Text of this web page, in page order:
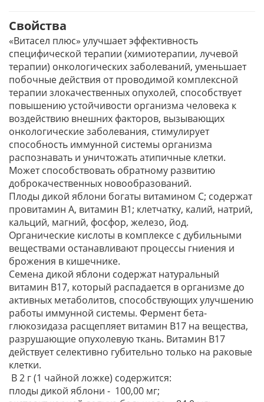
Свойства
«Витасел плюс» улучшает эффективность
специфической терапии (химиотерапии, лучевой
терапии) онкологических заболеваний, уменьшает
побочные действия от проводимой комплексной
терапии злокачественных опухолей, способствует
повышению устойчивости организма человека к
воздействию внешних факторов, вызывающих
онкологические заболевания, стимулирует
способность иммунной системы организма
распознавать и уничтожать атипичные клетки.
Может способствовать обратному развитию
доброкачественных новообразований.
Плоды дикой яблони богаты витамином С; содержат
провитамин А, витамин В1; клетчатку, калий, натрий,
кальций, магний, фосфор, железо, йод.
Органические кислоты в комплексе с дубильными
веществами останавливают процессы гниения и
брожения в кишечнике.
Семена дикой яблони содержат натуральный
витамин В17, который распадается в организме до
активных метаболитов, способствующих улучшению
работы иммунной системы. Фермент бета-
глюкозидаза расщепляет витамин В17 на вещества,
разрушающие опухолевую ткань. Витамин В17
действует селективно губительно только на раковые
клетки.
В 2 г (1 чайной ложке) содержится:
плоды дикой яблони - 100,00 мг;